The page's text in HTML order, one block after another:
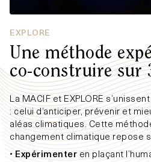
EXPLORE
Une méthode
co-construire sur
La MACIF et EXPLORE
: celui d’anticiper, prévenir et
aléas climatiques. Cette
changement climatique repose
•Expérimenteren plaçant